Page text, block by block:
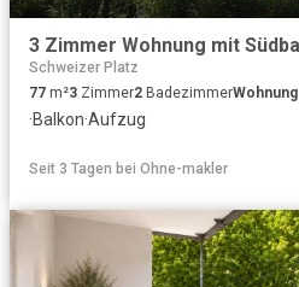
Schweizer Platz
77 m²3 Zimmer2 BadezimmerWohnung
·Balkon·Aufzug
Seit 3 Tagen bei Ohne-makler